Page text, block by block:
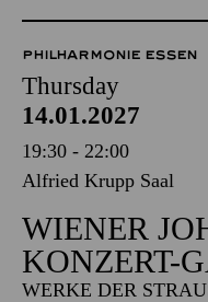
PHILHARMONIE ESSEN
Thursday
14.01.2027
19:30 - 22:00
Alfried Krupp Saal
WIENER
ONZERT-
WERKE DER